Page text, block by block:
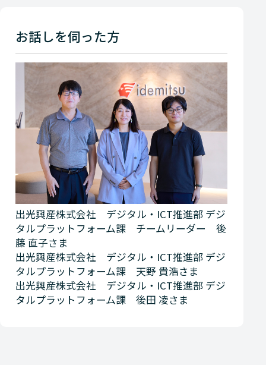
お話しを伺った方
出光興産株式会社 デジタル・ICT推進部 デジ
タルプラットフォーム課 チームリーダー 後
藤 直子さま
出光興産株式会社 デジタル・ICT推進部 デジ
タルプラットフォーム課 天野 貴浩さま
出光興産株式会社 デジタル・ICT推進部 デジ
タルプラットフォーム課 後田 凌さま